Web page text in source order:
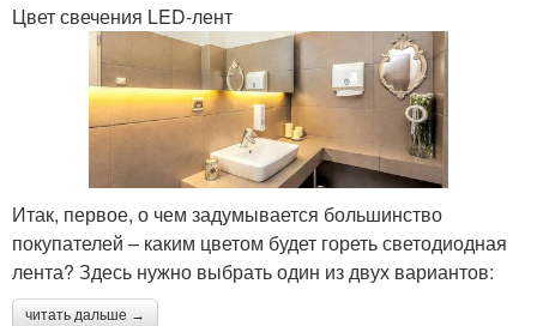
Цвет свечения LED-лент
Итак, первое, о чем задумывается большинство
покупателей – каким цветом будет гореть светодиодная
лента? Здесь нужно выбрать один из двух вариантов:
читать дальше →